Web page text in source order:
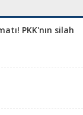
PKK'nın silah